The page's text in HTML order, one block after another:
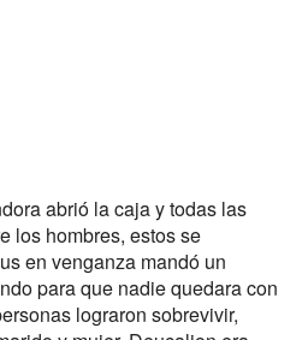
abrió la caja y todas las
los hombres, estos se
en venganza mandó un
para que nadie quedara con
lograron sobrevivir,